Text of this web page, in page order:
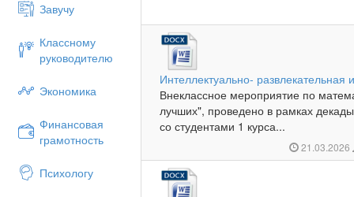
Завучу
Классному
руководителю
Экономика
Финансовая
грамотность
Психологу
Интеллектуально-
Внеклассное мероприятие по
лучших", проведено в рамках
со студентами 1 курса...
21.03.2026